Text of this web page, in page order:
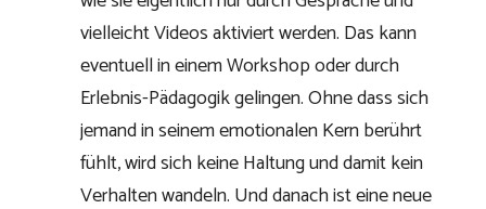
vielleicht Videos aktiviert werden. Das kann
eventuell in einem Workshop oder durch
Erlebnis-Pädagogik gelingen. Ohne dass sich
jemand in seinem emotionalen Kern berührt
fühlt, wird sich keine Haltung und damit kein
Verhalten wandeln. Und danach ist eine neue